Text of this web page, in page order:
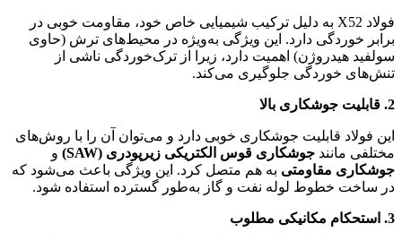
فولاد X52 به دلیل ترکیب شیمیایی خاص خود، مقاومت خوبی در
برابر خوردگی دارد. این ویژگی به‌ویژه در محیط‌های ترش (حاوی
سولفید هیدروژن) اهمیت دارد، زیرا از ترک‌خوردگی ناشی از
تنش‌های خوردگی جلوگیری می‌کند.
2. قابلیت جوشکاری بالا
این فولاد قابلیت جوشکاری خوبی دارد و می‌توان آن را با روش‌های
مختلفی مانند جوشکاری قوس الکتریکی زیرپودری (SAW)
و
جوشکاری مقاومتی به هم متصل کرد. این ویژگی باعث می‌شود که
در ساخت خطوط لوله نفت و گاز به‌طور گسترده استفاده شود.
3. استحکام مکانیکی مطلوب